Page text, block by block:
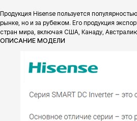
Продукция Hisense пользуется
рынке, но и за рубежом. Его продукция
стран мира, включая США, Канаду,
ОПИСАНИЕ МОДЕЛИ